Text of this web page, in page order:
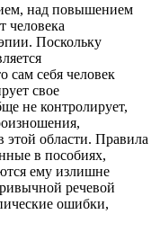
над повышением
человека
Поскольку
сам себя человек
свое
не контролирует,
этой области. Правила
в пособиях,
ему излишне
речевой
ошибки,